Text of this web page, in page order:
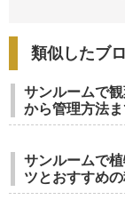
類似したブ
サンルームで
から管理方法
サンルームで
ツとおすすめ